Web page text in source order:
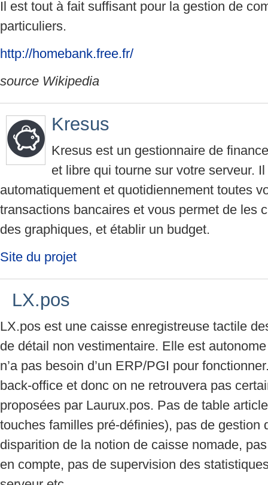
Il est tout à fait suffisant pour la gestion de
particuliers.
http://homebank.free.fr/
source Wikipedia
Kresus
Kresus est un gestionnaire de
et libre qui tourne sur votre serveur.
automatiquement et quotidiennement toutes
transactions bancaires et vous permet de les
des graphiques, et établir un budget.
Site du projet
LX.pos
LX.pos est une caisse enregistreuse tactile
de détail non vestimentaire. Elle est
n’a pas besoin d’un ERP/PGI pour
back-office et donc on ne retrouvera pas
proposées par Laurux.pos. Pas de table
touches familles pré-définies), pas de gestion
disparition de la notion de caisse nomade,
en compte, pas de supervision des